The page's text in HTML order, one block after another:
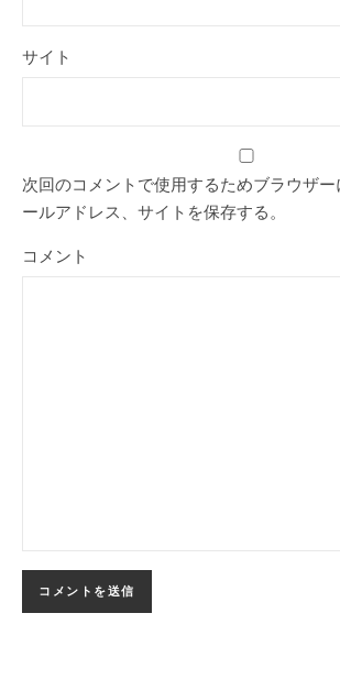
サイト
次回のコメントで使用するためブラウザ
ールアドレス、サイトを保存する。
コメント